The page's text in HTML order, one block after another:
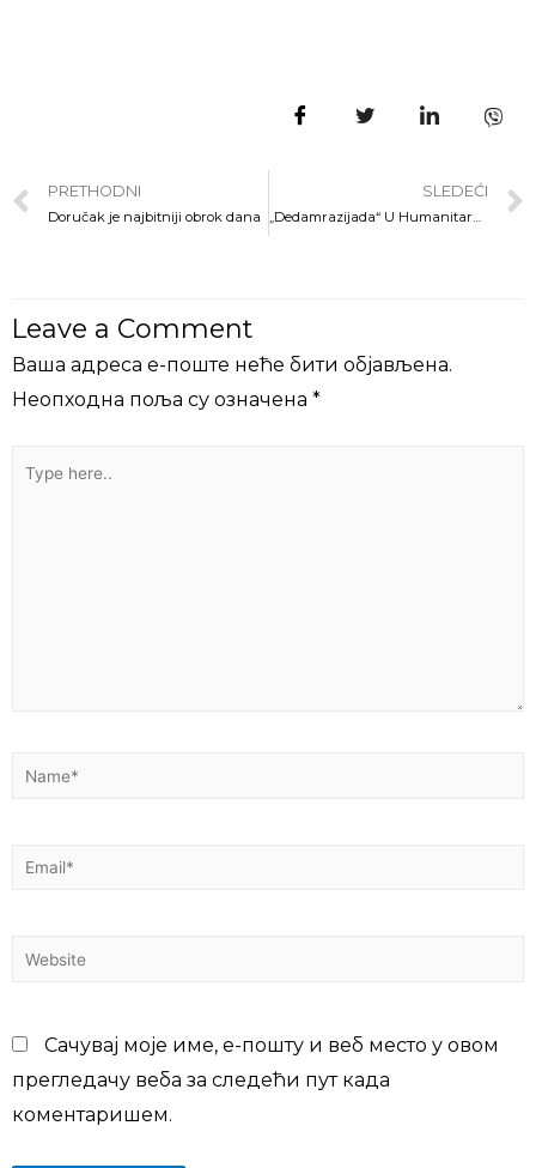
PRETHODNI
Doručak je najbitniji obrok dana
SLEDEĆI
„Dedamrazijada“ U Humanitarne Svrhe
Leave a Comment
Ваша адреса е-поште неће бити објављена.
Неопходна поља су означена *
Сачувај моје име, е-пошту и веб место у овом
прегледачу веба за следећи пут када
коментаришем.